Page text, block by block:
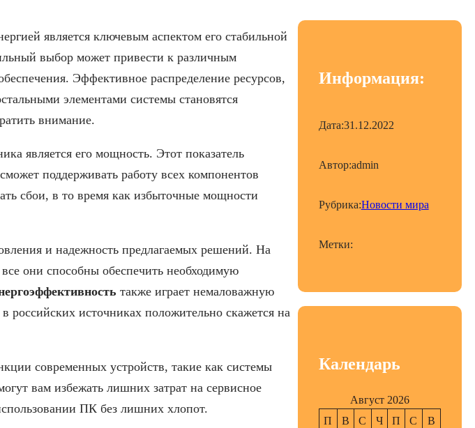
является ключевым аспектом его стабильной
выбор может привести к различным
Эффективное распределение ресурсов,
элементами системы становятся
внимание.
является его мощность. Этот показатель
поддерживать работу всех компонентов
сбои, в то время как избыточные мощности
и надежность предлагаемых решений. На
они способны обеспечить необходимую
также играет немаловажную
российских источниках положительно скажется на
современных устройств, такие как системы
вам избежать лишних затрат на сервисное
ПК без лишних хлопот.
Информация:
Дата:31.12.2022
Автор:admin
Рубрика:Новости мира
Метки:
Календарь
Август 2026
П
В
С
Ч
П
С
В